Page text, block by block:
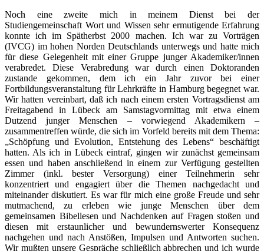
Noch eine zweite mich in meinem Dienst bei der
Studiengemeinschaft Wort und Wissen sehr ermutigende Erfahrung
konnte ich im Spätherbst 2000 machen. Ich war zu Vorträgen
(IVCG) im hohen Norden Deutschlands unterwegs und hatte mich
für diese Gelegenheit mit einer Gruppe junger Akademiker/innen
verabredet. Diese Verabredung war durch einen Doktoranden
zustande gekommen, dem ich ein Jahr zuvor bei einer
Fortbildungsveranstaltung für Lehrkräfte in Hamburg begegnet war.
Wir hatten vereinbart, daß ich nach einem ersten Vortragsdienst am
Freitagabend in Lübeck am Samstagvormittag mit etwa einem
Dutzend junger Menschen – vorwiegend Akademikern –
zusammentreffen würde, die sich im Vorfeld bereits mit dem Thema:
„Schöpfung und Evolution, Entstehung des Lebens“ beschäftigt
hatten. Als ich in Lübeck eintraf, gingen wir zunächst gemeinsam
essen und haben anschließend in einem zur Verfügung gestellten
Zimmer (inkl. bester Versorgung) einer Teilnehmerin sehr
konzentriert und engagiert über die Themen nachgedacht und
miteinander diskutiert. Es war für mich eine große Freude und sehr
mutmachend, zu erleben wie junge Menschen über dem
gemeinsamen Bibellesen und Nachdenken auf Fragen stoßen und
diesen mit erstaunlicher und bewundernswerter Konsequenz
nachgehen und nach Anstößen, Impulsen und Antworten suchen.
Wir mußten unsere Gespräche schließlich abbrechen und ich wurde